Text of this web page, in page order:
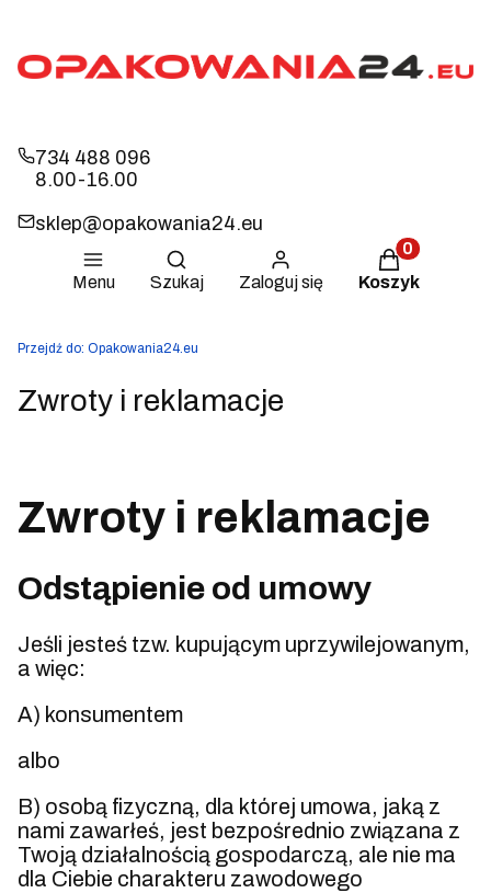
734 488 096
8.00-16.00
sklep@opakowania24.eu
Menu
Otwórz wyszukiwarkę
Szukaj Zaloguj się
Produkty w
Koszyk
Przejdź do: Opakowania24.eu
Zwroty i reklamacje
Zwroty i reklamacje
Odstąpienie od umowy
Jeśli jesteś tzw. kupującym uprzywilejowanym,
a więc:
A) konsumentem
albo
B) osobą fizyczną, dla której umowa, jaką z
nami zawarłeś, jest bezpośrednio związana z
Twoją działalnością gospodarczą, ale nie ma
dla Ciebie charakteru zawodowego